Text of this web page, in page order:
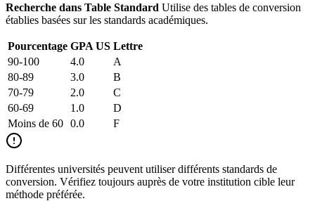
Recherche dans Table Standard Utilise des tables de conversion
établies basées sur les standards académiques.
Pourcentage GPA US Lettre
90-100
4.0
A
80-89
3.0
B
70-79
2.0
C
60-69
1.0
D
Moins de 60 0.0 F
Différentes universités peuvent utiliser différents standards de
conversion. Vérifiez toujours auprès de votre institution cible leur
méthode préférée.